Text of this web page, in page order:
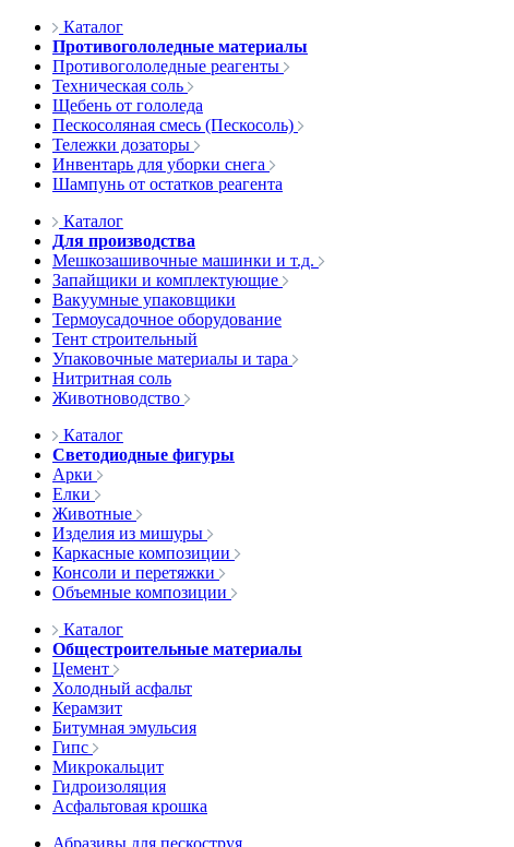
Каталог
Противогололедные материалы
Противогололедные реагенты
Техническая соль
Щебень от гололеда
Пескосоляная смесь (Пескосоль)
Тележки дозаторы
Инвентарь для уборки снега
Шампунь от остатков реагента
Каталог
Для производства
Мешкозашивочные машинки и т.д.
Запайщики и комплектующие
Вакуумные упаковщики
Термоусадочное оборудование
Тент строительный
Упаковочные материалы и тара
Нитритная соль
Животноводство
Каталог
Светодиодные фигуры
Арки
Елки
Животные
Изделия из мишуры
Каркасные композиции
Консоли и перетяжки
Объемные композиции
Каталог
Общестроительные материалы
Цемент
Холодный асфальт
Керамзит
Битумная эмульсия
Гипс
Микрокальцит
Гидроизоляция
Асфальтовая крошка
Абразивы для пескоструя